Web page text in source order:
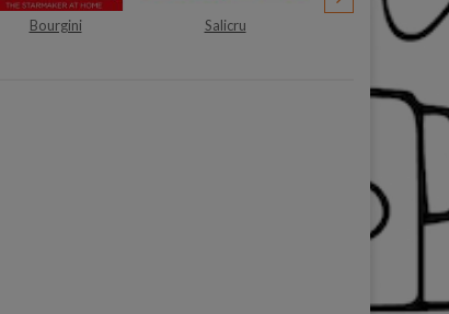
Salicru Plantronics Daitsu